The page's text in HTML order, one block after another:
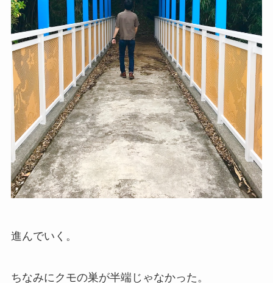
進んでいく。
ちなみにクモの巣が半端じゃなかった。